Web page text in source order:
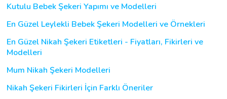
Kutulu Bebek Şekeri Yapımı ve Modelleri
En Güzel Leylekli Bebek Şekeri Modelleri ve Örnekleri
En Güzel Nikah Şekeri Etiketleri - Fiyatları, Fikirleri ve
Modelleri
Mum Nikah Şekeri Modelleri
Nikah Şekeri Fikirleri İçin Farklı Öneriler